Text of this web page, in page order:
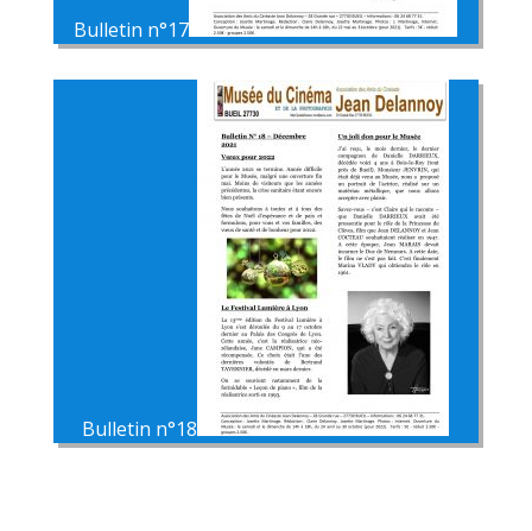
Bulletin n°17
Bulletin n°18